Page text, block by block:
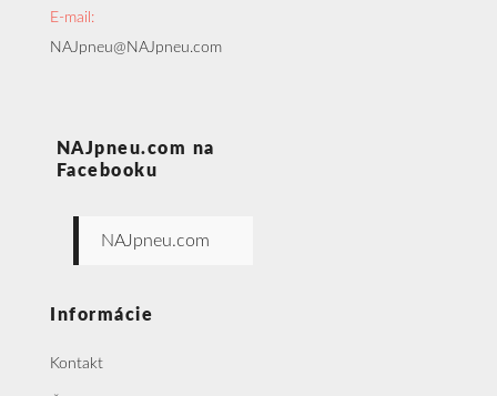
E-mail:
NAJpneu@NAJpneu.com
NAJpneu.com na
Facebooku
NAJpneu.com
Informácie
Kontakt